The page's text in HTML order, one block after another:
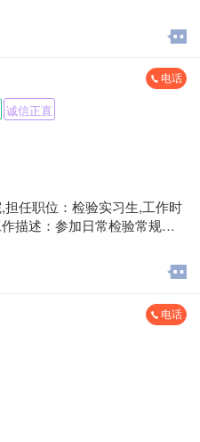
电话
诚信正直
任职位：检验实习生,工作时
描述：参加日常检验常规操
电话